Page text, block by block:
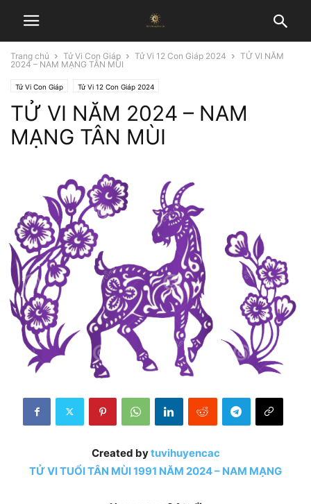
Trang chủ Tử Vi Con Giáp Tử Vi 12 Con Giáp 2024
TỬ VI NĂM
2024 – NAM MẠNG TÂN MÙI
Tử Vi Con Giáp Tử Vi 12 Con Giáp 2024
TỬ VI NĂM 2024 – NAM
MẠNG TÂN MÙI
Created bytuvihuyencac
TỬ VI TUỔI TÂN MÙI 1991 NĂM 2024 – NAM MẠNG